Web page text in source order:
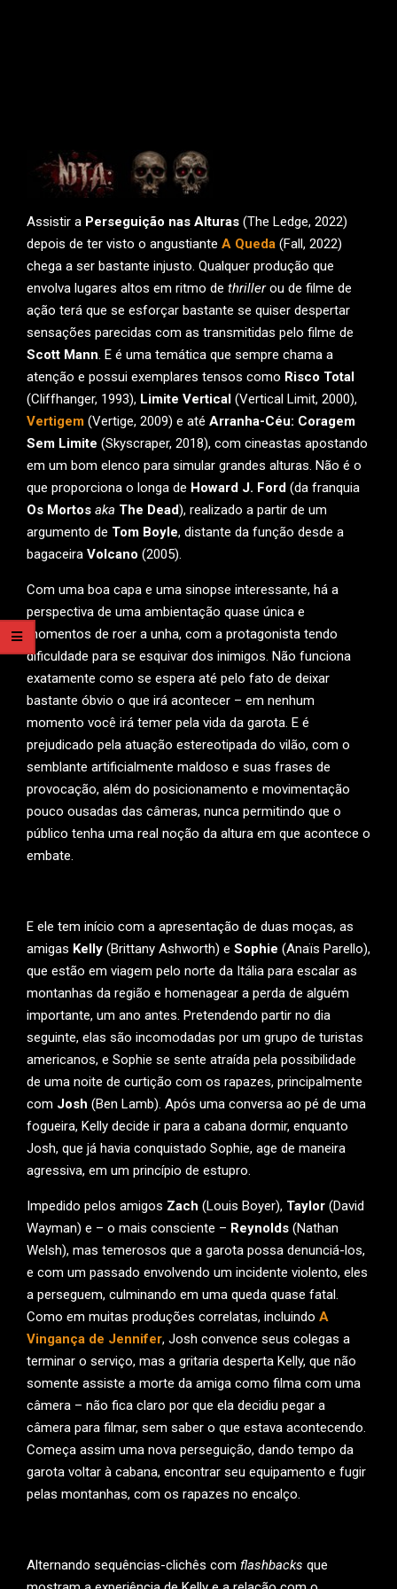
Assistir a Perseguição nas Alturas (The Ledge, 2022)
depois de ter visto o angustiante A Queda (Fall, 2022)
chega a ser bastante injusto. Qualquer produção que
envolva lugares altos em ritmo de thrillerou de filme de
ação terá que se esforçar bastante se quiser despertar
sensações parecidas com as transmitidas pelo filme de
Scott Mann. E é uma temática que sempre chama a
atenção e possui exemplares tensos como Risco Total
(Cliffhanger, 1993), Limite Vertical (Vertical Limit, 2000),
Vertigem (Vertige, 2009) e até Arranha-Céu: Coragem
Sem Limite (Skyscraper, 2018), com cineastas apostando
em um bom elenco para simular grandes alturas. Não é o
que proporciona o longa de Howard J. Ford (da franquia
Os Mortos aka The Dead), realizado a partir de um
argumento de Tom Boyle, distante da função desde a
bagaceira Volcano (2005).
Com uma boa capa e uma sinopse interessante, há a
perspectiva de uma ambientação quase única e
momentos de roer a unha, com a protagonista tendo
dificuldade para se esquivar dos inimigos. Não funciona
exatamente como se espera até pelo fato de deixar
bastante óbvio o que irá acontecer – em nenhum
momento você irá temer pela vida da garota. E é
prejudicado pela atuação estereotipada do vilão, com o
semblante artificialmente maldoso e suas frases de
provocação, além do posicionamento e movimentação
pouco ousadas das câmeras, nunca permitindo que o
público tenha uma real noção da altura em que acontece o
embate.
E ele tem início com a apresentação de duas moças, as
amigas Kelly (Brittany Ashworth) e Sophie (Anaïs Parello),
que estão em viagem pelo norte da Itália para escalar as
montanhas da região e homenagear a perda de alguém
importante, um ano antes. Pretendendo partir no dia
seguinte, elas são incomodadas por um grupo de turistas
americanos, e Sophie se sente atraída pela possibilidade
de uma noite de curtição com os rapazes, principalmente
com Josh (Ben Lamb). Após uma conversa ao pé de uma
fogueira, Kelly decide ir para a cabana dormir, enquanto
Josh, que já havia conquistado Sophie, age de maneira
agressiva, em um princípio de estupro.
Impedido pelos amigos Zach (Louis Boyer), Taylor (David
Wayman) e – o mais consciente – Reynolds (Nathan
Welsh), mas temerosos que a garota possa denunciá-los,
e com um passado envolvendo um incidente violento, eles
a perseguem, culminando em uma queda quase fatal.
Como em muitas produções correlatas, incluindo A
Vingança de Jennifer, Josh convence seus colegas a
terminar o serviço, mas a gritaria desperta Kelly, que não
somente assiste a morte da amiga como filma com uma
câmera – não fica claro por que ela decidiu pegar a
câmera para filmar, sem saber o que estava acontecendo.
Começa assim uma nova perseguição, dando tempo da
garota voltar à cabana, encontrar seu equipamento e fugir
pelas montanhas, com os rapazes no encalço.
Alternando sequências-clichês com flashbacks que